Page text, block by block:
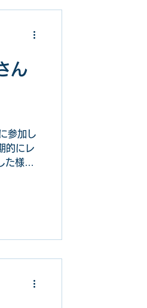
ん
参加し
的にレ
様々